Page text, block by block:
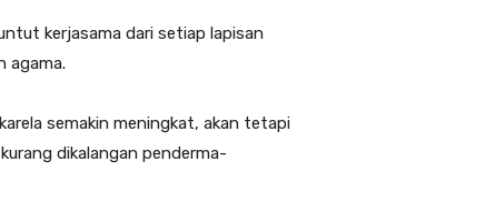
kerjasama dari setiap lapisan
agama.
semakin meningkat, akan tetapi
dikalangan penderma-